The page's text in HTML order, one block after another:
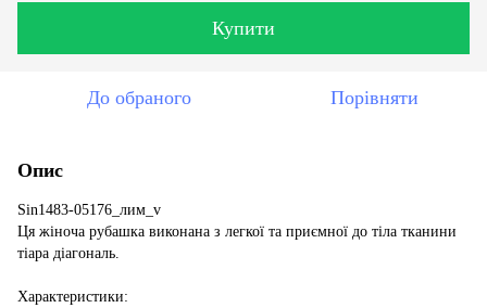
Купити
До обраного Порівняти
Опис
Sin1483-05176_лим_v
Ця жіноча рубашка виконана з легкої та приємної до тіла тканини
тіара діагональ.
Характеристики: